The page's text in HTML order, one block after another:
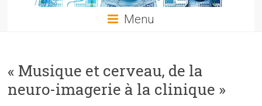
sciences
les
sciences
et
Menu
« Musique et cerveau, de la
neuro-imagerie à la clinique »